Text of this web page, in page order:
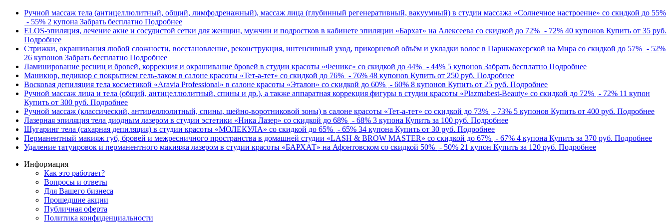
Ручной массаж тела (антицеллюлитный, общий, лимфодренажный), массаж лица (глубинный регенеративный, вакуумный) в студии массажа «Солнечное настроение» со скидкой до 55%
- 55% 2 купона Забрать бесплатно Подробнее
ELOS-эпиляция, лечение акне и сосудистой сетки для женщин, мужчин и подростков в кабинете эпиляции «Бархат» на Алексеева со скидкой до 72% - 72% 40 купонов Купить от 35 руб.
Подробнее
Стрижки, окрашивания любой сложности, восстановление, реконструкция, интенсивный уход, прикорневой объём и укладки волос в Парикмахерской на Мира со скидкой до 57% - 52%
26 купонов Забрать бесплатно Подробнее
Ламинирование ресниц и бровей, коррекция и окрашивание бровей в студии красоты «Феникс» со скидкой до 44% - 44% 5 купонов Забрать бесплатно Подробнее
Маникюр, педикюр с покрытием гель-лаком в салоне красоты «Тет-а-тет» со скидкой до 76% - 76% 48 купонов Купить от 250 руб. Подробнее
Восковая депиляция тела косметикой «Aravia Professional» в салоне красоты «Эталон» со скидкой до 60% - 60% 8 купонов Купить от 25 руб. Подробнее
Ручной массаж лица и тела (общий, антицеллюлитный, спины и др.), а также аппаратная коррекция фигуры в студии красоты «Plazmabest-Beauty» со скидкой до 72% - 72% 11 купон
Купить от 300 руб. Подробнее
Ручной массаж (классический, антицеллюлитный, спины, шейно-воротниковой зоны) в салоне красоты «Тет-а-тет» со скидкой до 73% - 73% 5 купонов Купить от 400 руб. Подробнее
Лазерная эпиляция тела диодным лазером в студии эстетики «Ника Лазер» со скидкой до 68% - 68% 3 купона Купить за 100 руб. Подробнее
Шугаринг тела (сахарная депиляция) в студии красоты «МОЛЕКУЛА» со скидкой до 65% - 65% 34 купона Купить от 30 руб. Подробнее
Перманентный макияж губ, бровей и межресничного пространства в домашней студии «LASH & BROW MASTER» со скидкой до 67% - 67% 4 купона Купить за 370 руб. Подробнее
Удаление татуировок и перманентного макияжа лазером в студии красоты «БАРХАТ» на Афонтовском со скидкой 50% - 50% 21 купон Купить за 120 руб. Подробнее
Информация
Как это работает?
Вопросы и ответы
Для Вашего бизнеса
Прошедшие акции
Публичная оферта
Политика конфиденциальности